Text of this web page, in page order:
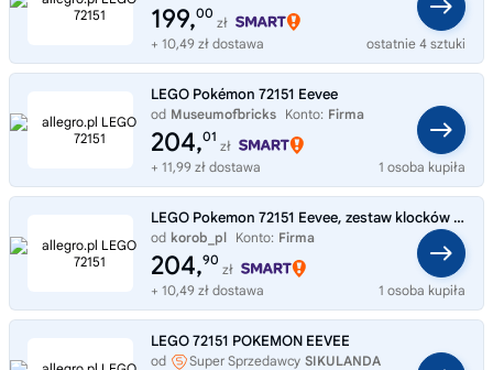
199,00
zł
+ 10,49 zł dostawa
ostatnie 4 sztuki
LEGO Pokémon 72151 Eevee
od Museumofbricks Konto: Firma
204,01
zł
+ 11,99 zł dostawa
1 osoba kupiła
LEGO Pokemon 72151 Eevee, zestaw klocków 18+
od korob_pl Konto: Firma
204,90
zł
+ 10,49 zł dostawa
1 osoba kupiła
LEGO 72151 POKEMON EEVEE
od Super Sprzedawcy SIKULANDA